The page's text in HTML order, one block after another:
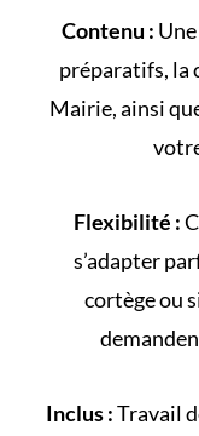
Contenu :
préparatifs, la
Mairie, ainsi
Flexibilité :
s’adapter
cortègeou
Inclus :Travail